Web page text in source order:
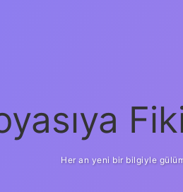
Her an yeni bir bilgiyle